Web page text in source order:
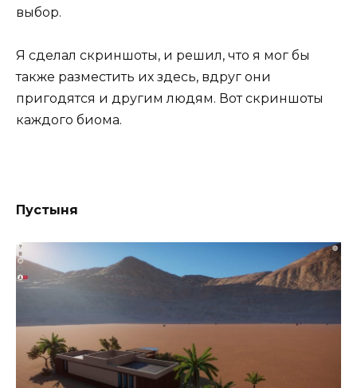
выбор.
Я сделал скриншоты, и решил, что я мог бы
также разместить их здесь, вдруг они
пригодятся и другим людям. Вот скриншоты
каждого биома.
Пустыня